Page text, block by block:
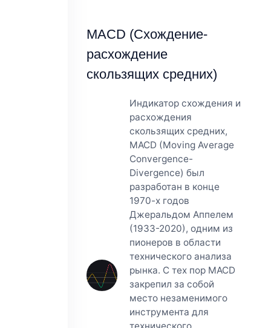
MACD (Схождение-
расхождение
скользящих средних)
Индикатор схождения и
расхождения
скользящих средних,
MACD (Moving Average
Convergence-
Divergence) был
разработан в конце
1970-х годов
Джеральдом Аппелем
(1933-2020), одним из
пионеров в области
технического анализа
рынка. С тех пор MACD
закрепил за собой
место незаменимого
инструмента для